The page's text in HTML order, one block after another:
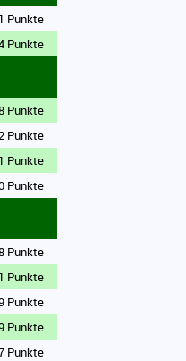
Punkte
Punkte
Punkte
Punkte
Punkte
Punkte
Punkte
Punkte
Punkte
Punkte
Punkte